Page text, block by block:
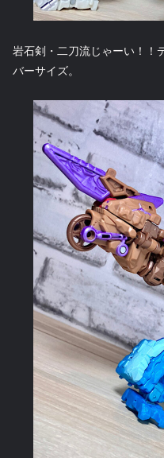
岩石剣・二刀流じゃーい！！
バーサイズ。